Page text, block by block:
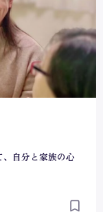
、自分と家族の心